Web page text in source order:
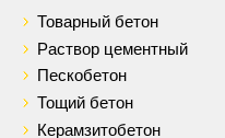
Товарный бетон
Раствор цементный
Пескобетон
Тощий бетон
Керамзитобетон